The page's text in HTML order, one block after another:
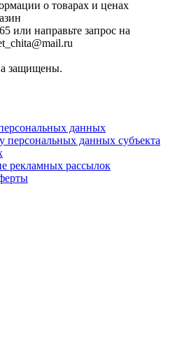
о товарах и ценах
или направьте запрос на
защищены.
данных
персональных данных субъекта
рекламных рассылок